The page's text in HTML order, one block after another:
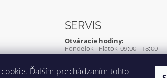
SERVIS
Otváracie hodiny:
Pondelok - Piatok 09:00 - 18:00
0905 539 927
cookie. Ďalším prechádzaním tohto